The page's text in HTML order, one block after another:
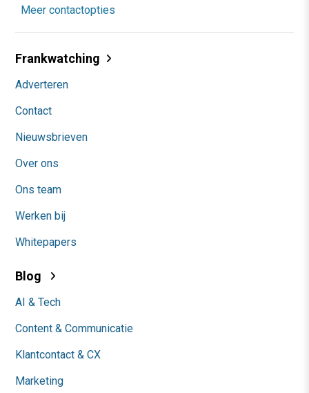
Meer contactopties
Frankwatching
Adverteren
Contact
Nieuwsbrieven
Over ons
Ons team
Werken bij
Whitepapers
Blog
AI & Tech
Content & Communicatie
Klantcontact & CX
Marketing